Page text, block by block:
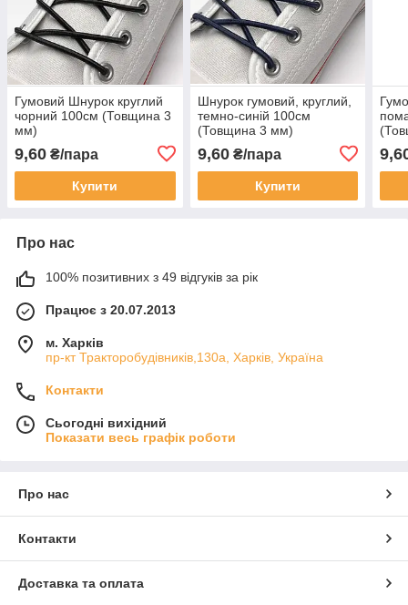
Гумовий Шнурок круглий
чорний 100см (Товщина 3
мм)
9,60 ₴/пара
Купити
Шнурок гумовий, круглий,
темно-синій 100см
(Товщина 3 мм)
9,60₴/пара
Купити
Про нас
100% позитивних з 49 відгуків за рік
Працює з 20.07.2013
м. Харків
пр-кт Тракторобудівників,130а, Харків, Україна
Контакти
Сьогодні вихідний
Показати весь графік роботи
Про нас
Контакти
Доставка та оплата